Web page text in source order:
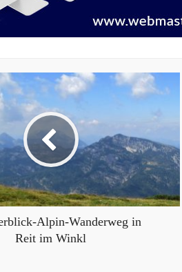
Alpin-Wanderweg in
Reit im Winkl